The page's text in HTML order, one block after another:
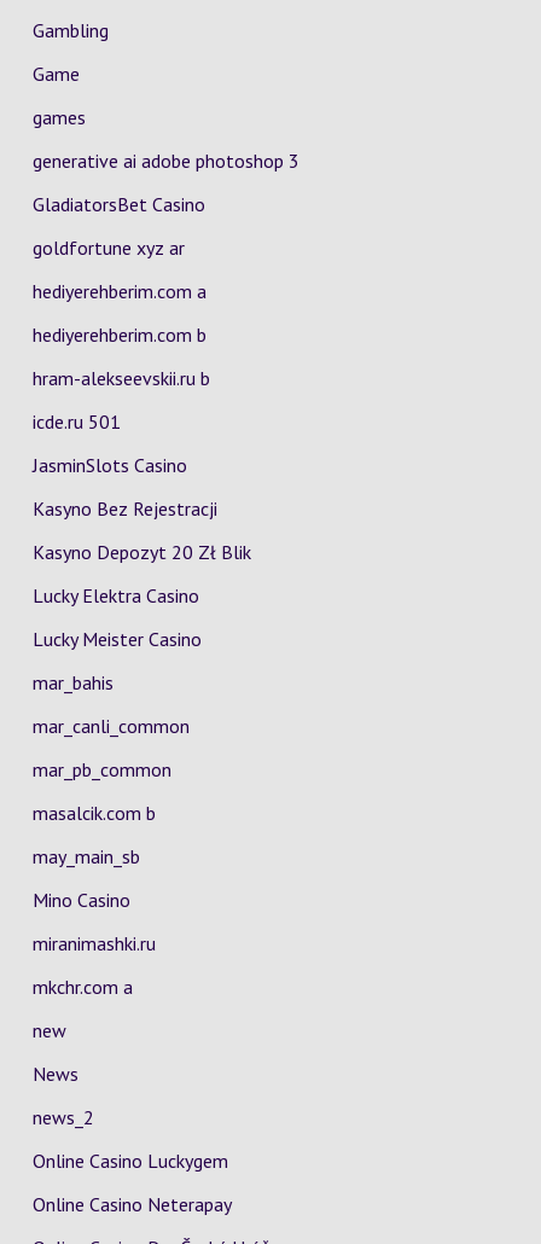
Gambling
Game
games
generative ai adobe photoshop 3
GladiatorsBet Casino
goldfortune xyz ar
hediyerehberim.com a
hediyerehberim.com b
hram-alekseevskii.ru b
icde.ru 501
JasminSlots Casino
Kasyno Bez Rejestracji
Kasyno Depozyt 20 Zł Blik
Lucky Elektra Casino
Lucky Meister Casino
mar_bahis
mar_canli_common
mar_pb_common
masalcik.com b
may_main_sb
Mino Casino
miranimashki.ru
mkchr.com a
new
News
news_2
Online Casino Luckygem
Online Casino Neterapay